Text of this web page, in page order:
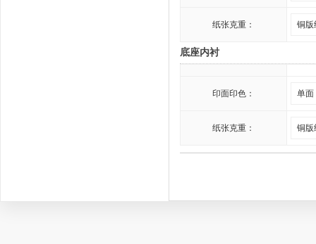
纸张克重：
底座内衬
印面印色：
纸张克重：